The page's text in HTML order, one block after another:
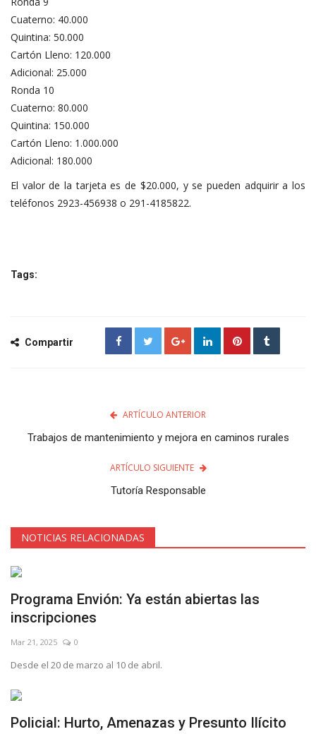
Cuaterno: 40.000
Quintina: 50.000
Cartón Lleno: 120.000
Adicional: 25.000
Ronda 10
Cuaterno: 80.000
Quintina: 150.000
Cartón Lleno: 1.000.000
Adicional: 180.000
El valor de la tarjeta es de $20.000, y se pueden adquirir a los
teléfonos 2923-456938 o 291-4185822.
Tags:
Compartir
ARTÍCULO ANTERIOR
Trabajos de mantenimiento y mejora en caminos rurales
ARTÍCULO SIGUIENTE
Tutoría Responsable
NOTICIAS RELACIONADAS
Programa Envión: Ya están abiertas las
inscripciones
Mar 21, 2025 0
Desde el 20 de marzo al 10 de abril.
Policial: Hurto, Amenazas y Presunto Ilícito